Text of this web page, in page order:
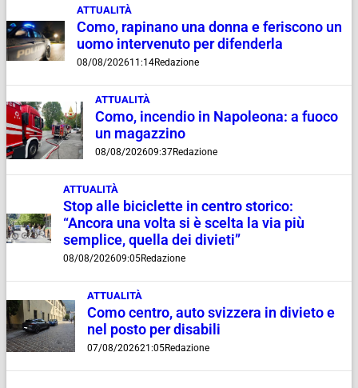
ATTUALITÀ
Como, rapinano una donna e feriscono un
uomo intervenuto per difenderla
08/08/202611:14Redazione
ATTUALITÀ
Como, incendio in Napoleona: a fuoco
un magazzino
08/08/202609:37Redazione
ATTUALITÀ
Stop alle biciclette in centro storico:
“Ancora una volta si è scelta la via più
semplice, quella dei divieti”
08/08/202609:05Redazione
ATTUALITÀ
Como centro, auto svizzera in divieto e
nel posto per disabili
07/08/202621:05Redazione